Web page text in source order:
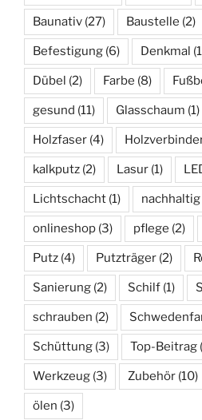
Baunativ (27) Baustelle (2)
Befestigung (6) Denkmal
Dübel (2) Farbe (8)
gesund (11) Glasschaum (1)
Holzfaser (4)
kalkputz (2) Lasur (1)
Lichtschacht (1) nachhaltig
onlineshop (3) pflege (2)
Putz (4) Putzträger (2)
Sanierung (2) Schilf (1)
schrauben (2)
Schüttung (3) Top-Beitrag
Werkzeug (3) Zubehör (10)
ölen (3)